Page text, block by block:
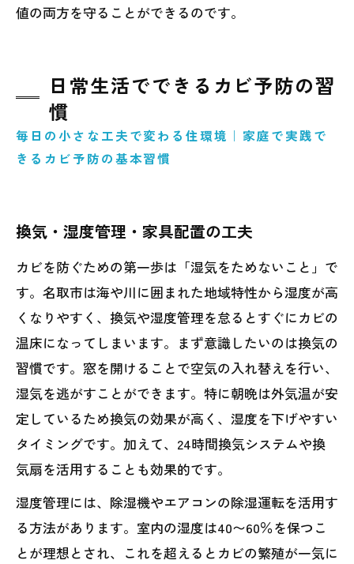
値の両方を守ることができるのです。
日常生活でできるカビ予防の習
慣
毎日の小さな工夫で変わる住環境｜家庭で実践で
きるカビ予防の基本習慣
換気・湿度管理・家具配置の工夫
カビを防ぐための第一歩は「湿気をためないこと」で
す。名取市は海や川に囲まれた地域特性から湿度が高
くなりやすく、換気や湿度管理を怠るとすぐにカビの
温床になってしまいます。まず意識したいのは換気の
習慣です。窓を開けることで空気の入れ替えを行い、
湿気を逃がすことができます。特に朝晩は外気温が安
定しているため換気の効果が高く、湿度を下げやすい
タイミングです。加えて、24時間換気システムや換
気扇を活用することも効果的です。
湿度管理には、除湿機やエアコンの除湿運転を活用す
る方法があります。室内の湿度は40〜60％を保つこ
とが理想とされ、これを超えるとカビの繁殖が一気に